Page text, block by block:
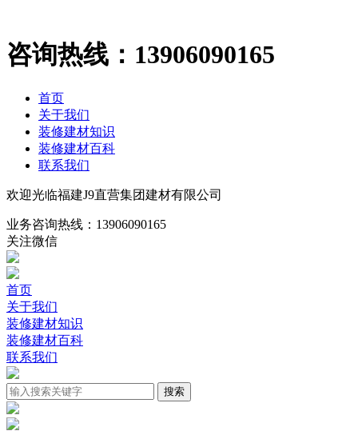
咨询热线： 13906090165
首页
关于我们
装修建材知识
装修建材百科
联系我们
欢迎光临福建J9直营集团建材有限公司
业务咨询热线： 13906090165
关注微信
首页
关于我们
装修建材知识
装修建材百科
联系我们